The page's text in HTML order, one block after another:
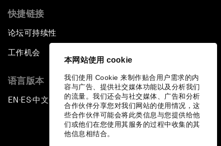
本网站使用 cookie
我们使用 Cookie 来制作贴合用户需求的内
容与广告、提供社交媒体功能以及分析我们
的流量。我们还会与社交媒体、广告和分析
合作伙伴分享您对我们网站的使用情况，这
些合作伙伴可能会将此类信息与您提供给他
们或他们在您使用其服务的过程中收集的其
他信息相结合。
快捷链接
论坛可持续性
工作机会
语言版本
EN ▪ES▪中文▪ 日本語